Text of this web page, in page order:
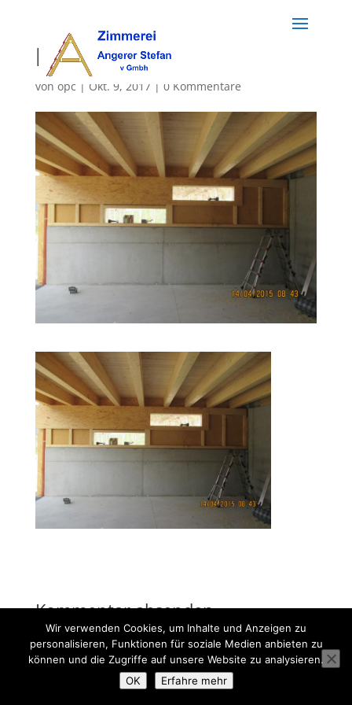
holzbau (60)
von opc | Okt. 9, 2017 | 0 Kommentare
Kommentar absenden
Du musstangemeldetsein, um einen Kommentar
abzugeben.
Wir verwenden Cookies, um Inhalte und Anzeigen zu
personalisieren, Funktionen für soziale Medien anbieten zu
können und die Zugriffe auf unsere Website zu analysieren.
OK
Erfahre mehr